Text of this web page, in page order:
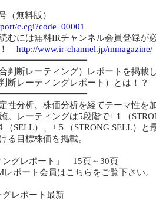
（無料版）
c.cgi?code=00001
むには無料IRチャンネル会員登録が
！ http://www.ir-channel.jp/mmagazine/
判断レーティング）レポートを掲
断レーティングレポート）とは！？
性分析、株価分析を経てテーマ性を
。レーティングは5段階で+１（
SELL）、+５（STRONG SELL）と
る目標株価を掲載。
ングレポート」 15頁～30頁
ポート会員はこちらをご覧下さい。
レポート最新